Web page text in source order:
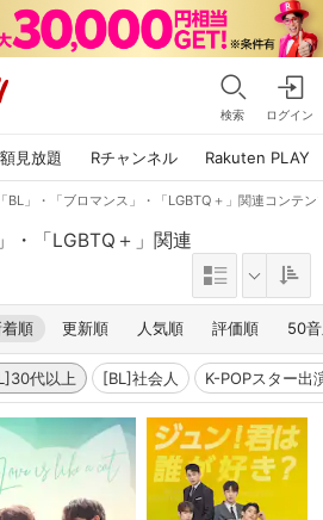
検索 ログイン
見放題 Rチャンネル Rakuten PLAY
「BL」・「ブロマンス」・「LGBTQ＋」関連コンテ
・「LGBTQ＋」関連
着順 更新順 人気順 評価順 50
代以上 [BL]社会人 K-POPスター出